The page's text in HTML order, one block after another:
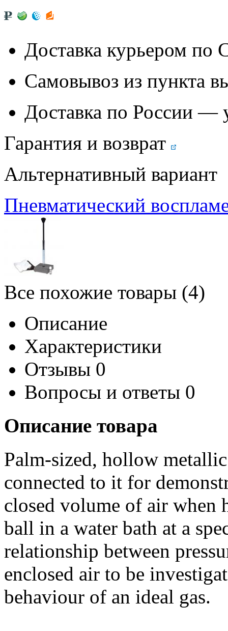
Доставка курьером
Самовывоз из пункта
Доставка по России —
Гарантия и возврат
Альтернативный вариант
Пневматический
Все похожие товары (4)
Описание
Характеристики
Отзывы 0
Вопросы и ответы 0
Описание товара
Palm-sized, hollow
connected to it for
closed volume of air when
ball in a water bath at a
relationship between
enclosed air to be
behaviour of an ideal gas.